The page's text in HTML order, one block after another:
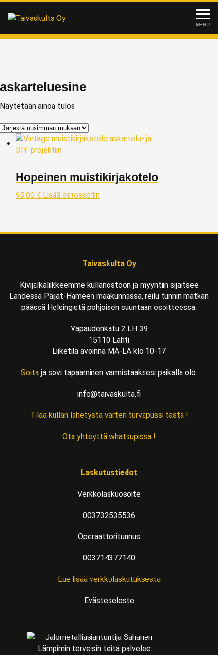
MENU
askarteluesine
Näytetään ainoa tulos
Hopeinen muistikirjakotelo
95,00 € Lisää ostoskoriin
Taivaskulta Oy
Kivijalkaliikkeemme kullanostoon ja myyntiin sijaitsee
Lahdessa Päijät-Hämeen maakunnassa, reilu tunnin matkan
päässä Helsingistä pohjoisen suuntaan osoitteessa:
Vapaudenkatu 2 LH 39
15110 Lahti
Liiketila avoinna MA-LA klo 10-17
Soita ja sovi tapaaminen varmistaaksesi paikalla olo.
info@taivaskulta.fi
Tilaa kullan lähetystä varten turvapussi tästä !
Ota yhteyttä whatsupissa !
Laskutustiedot
Verkkolaskuosoite
003732535536
Operaattoritunnus
003714377140
Lue lisää verkkolaskutuksesta
Evästeseloste
Lämpimin terveisin teitä palvelee: